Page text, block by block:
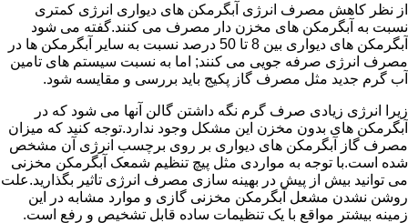
از نظر کاهش مصرف انرژی آبگرمکن های دیواری انرژی کمتری
نسبت به آبگرمکن های مخزن دار مصرف می کنند.گفته می شود
آبگرمکن های دیواری بین 8 تا 50 درصد نسبت به سایر آبگرمکن ها در
مصرف انرژی صرفه جویی می کنند; اما به نسبت سیستم های تامین
آب گرم جدید مثل مصرف گاز پکیج باید بررسی و مقایسه شود.
زیرا انرژی زیادی صرف گرم نگه داشتن گالن آنها می شود که در
آبگرمکن های بدون مخزن این مشکل وجود ندارد.توجه کنید که میزان
مصرف گاز آبگرمکن های دیواری بر روی برچسب انرژی آن مشخص
شده است.با توجه به مواردی مثل پیچ تنظیم شمعک آبگرمکن مخزنی
می توانید بیش از پیش در بهینه سازی مصرف انرژی تاثیر بگذارید.علت
روشن نشدن مشعل آبگرمکن مخزنی گازی و موارد مشابه در این
زمینه بیشتر مواقع با یک تنظیمات ساده قابل تشخیص و رفع است.